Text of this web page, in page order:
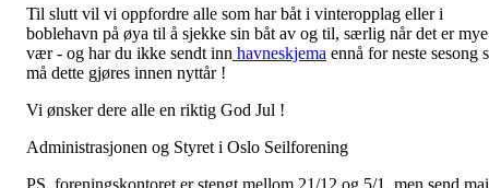
Til slutt vil vi oppfordre alle som har båt i vinteropplag eller i
boblehavn på øya til å sjekke sin båt av og til, særlig når det er mye
vær - og har du ikke sendt inn havneskjema ennå for neste sesong
må dette gjøres innen nyttår !
Vi ønsker dere alle en riktig God Jul !
Administrasjonen og Styret i Oslo Seilforening
PS. foreningskontoret er stengt mellom 21/12 og 5/1, men send